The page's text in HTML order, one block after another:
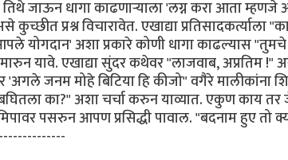
जाऊन धागा काढणार्‍याला 'लग्न करा आता म्हणजे
प्रश्न विचारावेत. एखाद्या प्रतिसादकर्त्याला
योगदान' अशा प्रकारे कोणी धागा काढल्यास
यावे. एखाद्या सुंदर कथेवर "लाजवाब, अप्रतिम
जनम मोहे बिटिया हि कीजो" वगैरे मालीकांना
का?" अशा चर्चा करुन याव्यात. एकुण काय तर
पसरुन आपण प्रसिद्धी पावाल. "बदनाम हुए तो